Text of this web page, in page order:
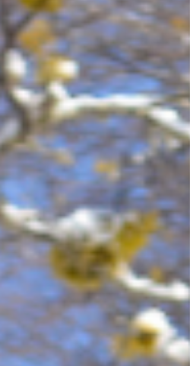
se desplegó de manera inmediata tras el
intenso temporal de nieve registrado
el fin de semana, el cual dejó una
acumulación de entre 20 y 30 centímetros
nieve en la traza. Gracias al pronto accionar
de las máquinas y equipos viales —que
trabajaro